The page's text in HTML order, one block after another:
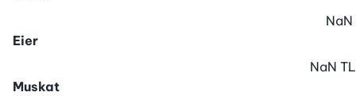
Eier
NaN
Muskat
NaN TL